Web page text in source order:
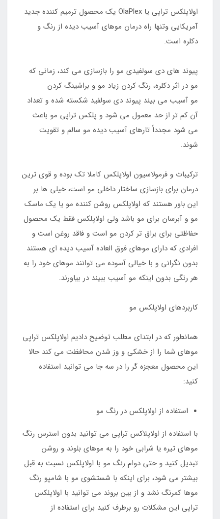
اولاپلکس تراپی یا OlaPlex یک محصول ترمیم کننده جدید
آمریکایی وتنها راه درمان موهای آسیب دیده از رنگ و
دکلره است.
پیوند های دی سولفیدی مو را بازسازی می کند، زمانی که
مو در اثر دکلره، رنگ کردن زیاد مو و براشینگ کردن
مو آسیب می بیند پیوند دی سولفید شکسته شده و تعداد
آن کم تر از حد معمول می شود و پلکس تراپی مو باعث
می شود مجدداً تارهای آسیب دیده مو سالم و تقویت
شوند.
ترکیبات و فرمولاسیون اولاپلکس کاملا تک بوده و قوی ترین
درمان برای بازسازی ساختار داخلی مو است، خیلی ها بر
این باور هستند که اولاپلکس روشن کننده مو یا یک ماسک
مو و آبرسان برای مو باشد ولی اولاپلکس فقط یک محصول
حفاظتی برای براق تر کردن مو است و فاقد روغن است و
افرادی که دارای موهای فوق العاده آسیب دیده ای هستند
بدون نگرانی و با خیالی آسوده می توانند موهای خود را به
هر رنگی بدون اینکه مو آسیب ببیند در بیاورند.
کاربردهای اولاپلکس مو
همانطور که در ابتدای مطلب توضیح دادیم اولاپلکس تراپی
موهای شما را از خشکی و وز شدن محافظت می کند حالا
این محصول معجزه گر را در سه جا می توانید استفاده
کنید:
استفاده از اولاپلکس در رنگ مو
با استفاده از اولاپلاکس تراپی می توانید بدون استرس رنگ
موهای تیره یا شرابی خود را به موهای بلوند و روشن
تبدیل کنید و حتی دوام رنگ مو با اولاپلکس نسبت به قبل
بیشتر می شود، برای اینکه با شستشوی مو با شامپو رنگ
موها کمرنگ نشد و از بین بروند می توانید با اولاپلکس
تراپی این مشکلات رو برطرف کنید برای استفاده از